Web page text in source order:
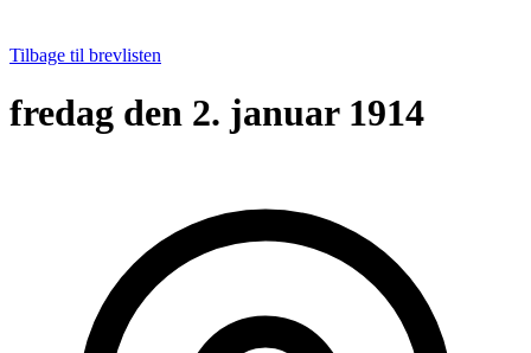
Tilbage til brevlisten
fredag den 2. januar 1914